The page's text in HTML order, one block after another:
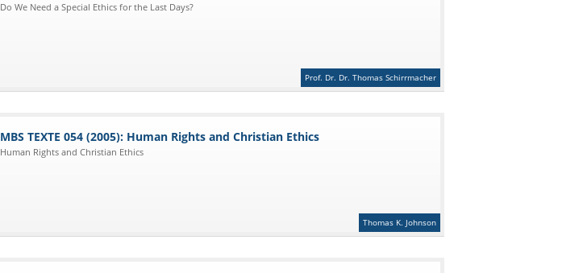
Do We Need a Special Ethics for the Last Days?
Prof. Dr. Dr. Thomas Schirrmacher
MBS TEXTE 054 (2005): Human Rights and Christian Ethics
Human Rights and Christian Ethics
Thomas K. Johnson